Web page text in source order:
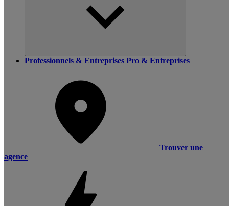
Professionnels & Entreprises Pro & Entreprises
Trouver une
agence